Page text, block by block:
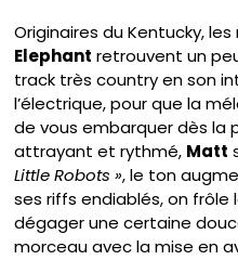
Originaires du Kentucky,
Elephant retrouvent un
track très country en son
l’électrique, pour que la
de vous embarquer dès la
attrayant et rythmé, Matt
Little Robots », le ton
ses riffs endiablés, on
dégager une certaine
morceau avec la mise en